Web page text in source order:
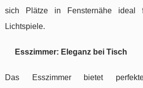
sich Plätze in Fensternähe ideal
Lichtspiele.
Esszimmer: Eleganz bei Tisch
Das Esszimmer bietet